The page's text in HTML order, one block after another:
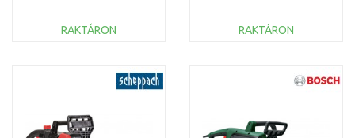
RAKTÁRON
Összehasonlítás
RAKTÁRON
Összehasonlítás